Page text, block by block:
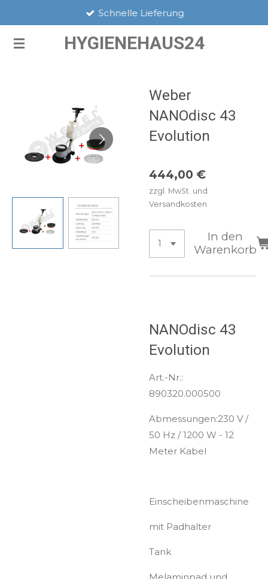
springen
HYGIENEHAUS24
Schnelle Lieferung
Weber
NANOdisc 43
Evolution
444,00 €
zzgl. MwSt. und
Versandkosten
In den
Warenkorb
NANOdisc 43
Evolution
Art.-Nr.:
890320.000500
Abmessungen:230 V /
50 Hz / 1200 W - 12
Meter Kabel
Einscheibenmaschine
mit Padhalter
Tank